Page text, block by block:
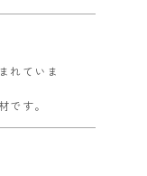
れていま
す。